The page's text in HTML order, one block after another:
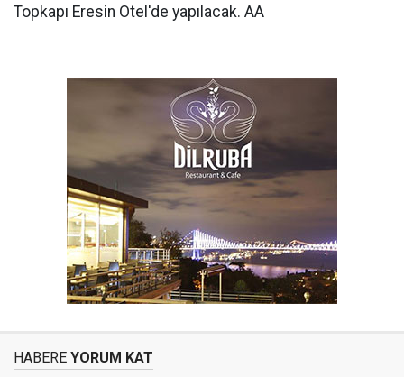
Topkapı Eresin Otel'de yapılacak. AA
HABERE YORUM KAT